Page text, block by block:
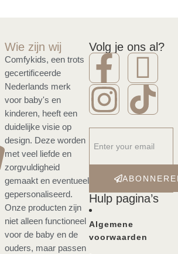
Wie zijn wij
Comfykids, een trots
gecertificeerde
Nederlands merk
voor baby's en
kinderen, heeft een
duidelijke visie op
design. Deze worden
met veel liefde en
zorgvuldigheid
gemaakt en eventueel
gepersonaliseerd.
Onze producten zijn
niet alleen functioneel
voor de baby en de
ouders, maar passen
Volg je ons al?
Hulp pagina’s
Algemene
voorwaarden